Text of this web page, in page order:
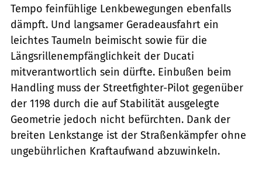
Tempo feinfühlige Lenkbewegungen ebenfalls
dämpft. Und langsamer Geradeausfahrt ein
leichtes Taumeln beimischt sowie für die
Längsrillenempfänglichkeit der Ducati
mitverantwortlich sein dürfte. Einbußen beim
Handling muss der Streetfighter-Pilot gegenüber
der 1198 durch die auf Stabilität ausgelegte
Geometrie jedoch nicht befürchten. Dank der
breiten Lenkstange ist der Straßenkämpfer ohne
ungebührlichen Kraftaufwand abzuwinkeln.